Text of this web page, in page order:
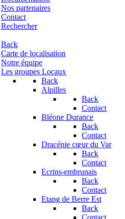
Nos partenaires
Contact
Rechercher
Back
Carte de localisation
Notre équipe
Les groupes Locaux
Back
Alpilles
Back
Contact
Bléone Durance
Back
Contact
Dracénie cœur du Var
Back
Contact
Ecrins-embrunais
Back
Contact
Etang de Berre Est
Back
Contact